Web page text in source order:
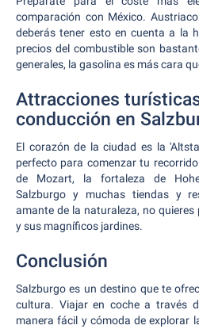
comparación con México.
deberás tener esto en cuenta a la
precios del combustible son
generales, la gasolina es más cara
Attracciones
conducción en
El corazón de la ciudad es la
perfecto para comenzar tu
de Mozart, la fortaleza de
Salzburgo y muchas tiendas y
amante de la naturaleza, no quieres
y sus magníficos jardines.
Conclusión
Salzburgo es un destino que te
cultura. Viajar en coche a través
manera fácil y cómoda de explorar